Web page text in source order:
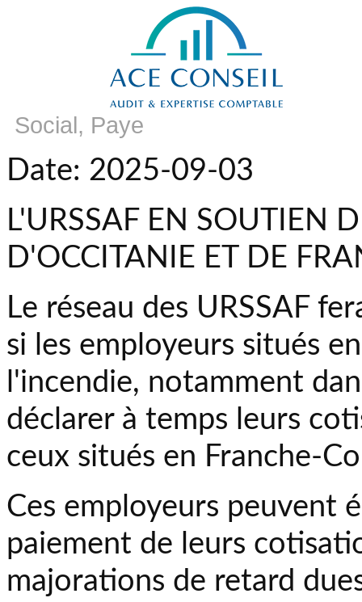
Social, Paye
Date: 2025-09-03
L'URSSAF EN SOUTIEN
D'OCCITANIE ET DE
Le réseau des URSSAF
si les employeurs situés
l'incendie, notamment
déclarer à temps leurs
ceux situés en Franche-
Ces employeurs peuvent
paiement de leurs
majorations de retard